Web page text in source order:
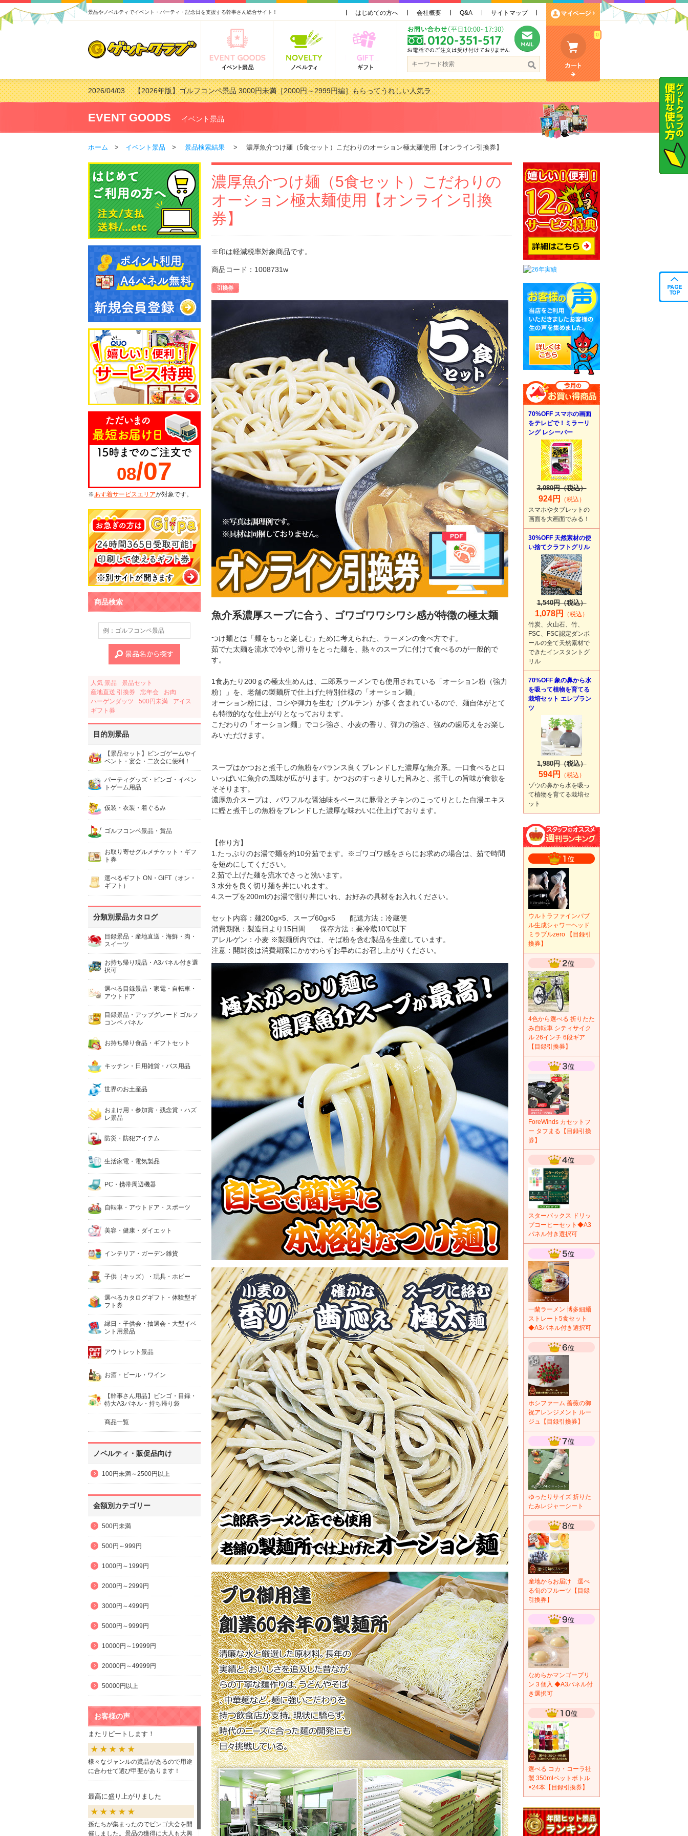
景品やノベルティでイベント・パーティ・記念日を支援する幹事さん総合サイト！ はじめての方へ 会社概要 Q&A サイトマップ
0
2026/04/03【2026年版】ゴルフコンペ景品 3000円未満［2000円～2999円編］もらってうれしい人気ラ…
2026/02/16【2026年版】結婚式の二次会で貰って嬉しい景品とは？ 更新しました！
2026/02/03【2026年版】ゴルフコンペ景品 3000円未満［2000円～2999円編］もらってうれしい人気ラ…
2026/07/15【2026年版】ビンゴゲーム景品おすすめ金額別人気ランキング 更新しました！
EVENT GOODS イベント景品
ホーム > イベント景品 > 景品検索結果 > 濃厚魚介つけ麺（5食セット）こだわりのオーション極太麺使用【オンライン引換券】
08/07
※あす着サービスエリアが対象です。
商品検索
人気 景品
景品セット
産地直送 引換券
忘年会
お肉
ハーゲンダッツ
500円未満
アイス
ギフト券
目的別景品
【景品セット】ビンゴゲームやイ
ベント・宴会・二次会に便利！
パーティグッズ・ビンゴ・イベン
トゲーム用品
仮装・衣装・着ぐるみ
ゴルフコンペ景品・賞品
お取り寄せグルメチケット・ギフ
ト券
選べるギフト ON・GIFT（オン・
ギフト）
分類別景品カタログ
目録景品・産地直送・海鮮・肉・
スイーツ
お持ち帰り現品・A3パネル付き選
択可
選べる目録景品・家電・自転車・
アウトドア
目録景品・アップグレード ゴルフ
コンペ パネル
お持ち帰り食品・ギフトセット
キッチン・日用雑貨・バス用品
世界のお土産品
おまけ用・参加賞・残念賞・ハズ
レ景品
防災・防犯アイテム
生活家電・電気製品
PC・携帯周辺機器
自転車・アウトドア・スポーツ
美容・健康・ダイエット
インテリア・ガーデン雑貨
子供（キッズ）・玩具・ホビー
選べるカタログギフト・体験型ギ
フト券
縁日・子供会・抽選会・大型イベ
ント用景品
アウトレット景品
お酒・ビール・ワイン
【幹事さん用品】ビンゴ・目録・
特大A3パネル・持ち帰り袋
商品一覧
ノベルティ・販促品向け
100円未満～2500円以上
金額別カテゴリー
500円未満
500円～999円
1000円～1999円
2000円～2999円
3000円～4999円
5000円～9999円
10000円～19999円
20000円～49999円
50000円以上
お客様の声
またリピートします！
様々なジャンルの賞品があるので用途
に合わせて選び甲斐があります！
最高に盛り上がりました
孫たちが集まったのでビンゴ大会を開
催しました。景品の獲得に大人も大興
濃厚魚介つけ麺（5食セット）こだわりの
オーション極太麺使用【オンライン引換
券】
※印は軽減税率対象商品です。
商品コード：1008731w
魚介系濃厚スープに合う、ゴワゴワワシワシ感が特徴の極太麺
つけ麺とは「麺をもっと楽しむ」ために考えられた、ラーメンの食べ方です。
茹でた太麺を流水で冷やし滑りをとった麺を、熱々のスープに付けて食べるのが一般的で
す。
1食あたり200ｇの極太生めんは、二郎系ラーメンでも使用されている「オーション粉（強力
粉）」を、老舗の製麺所で仕上げた特別仕様の「オーション麺」
オーション粉には、コシや弾力を生む（グルテン）が多く含まれているので、麺自体がとて
も特徴的なな仕上がりとなっております。
こだわりの「オーション麺」でコシ強さ、小麦の香り、弾力の強さ、強めの歯応えをお楽し
みいただけます。
スープはかつおと煮干しの魚粉をバランス良くブレンドした濃厚な魚介系。一口食べると口
いっぱいに魚介の風味が広がります。かつおのすっきりした旨みと、煮干しの旨味が食欲を
そそります。
濃厚魚介スープは、パワフルな醤油味をベースに豚骨とチキンのこってりとした白湯エキス
に鰹と煮干しの魚粉をブレンドした濃厚な味わいに仕上げております。
【作り方】
1.たっぷりのお湯で麺を約10分茹でます。※ゴワゴワ感をさらにお求めの場合は、茹で時間
を短めにしてください。
2.茹で上げた麺を流水でさっと洗います。
3.水分を良く切り麺を丼にいれます。
4.スープを200mlのお湯で割り丼にいれ、お好みの具材をお入れください。
セット内容：麺200g×5、スープ60g×5 配送方法：冷蔵便
消費期限：製造日より15日間 保存方法：要冷蔵10℃以下
アレルゲン：小麦 ※製麺所内では、そば粉を含む製品を生産しています。
注意：開封後は消費期限にかかわらずお早めにお召し上がりください。
70%OFF スマホの画面
をテレビで！ミラーリ
ング レシーバー
3,080円（税込）
924円
（税込）
スマホやタブレットの
画面を大画面でみる！
30%OFF 天然素材の使
い捨てクラフトグリル
1,540円（税込）
1,078円
（税込）
竹炭、火山石、竹、
FSC、FSC認定ダンボ
ールの全て天然素材で
できたインスタントグ
リル
70%OFF 象の鼻から水
を吸って植物を育てる
栽培セット エレプラン
ツ
1,980円（税込）
594円
（税込）
ゾウの鼻から水を吸っ
て植物を育てる栽培セ
ット
ウルトラファインバブ
ル生成シャワーヘッド
ミラブルzero 【目録引
換券】
4色から選べる 折りたた
み自転車 シティサイク
ル 26インチ 6段ギア
【目録引換券】
ForeWinds カセットフ
ー タフまる【目録引換
券】
スターバックス ドリッ
プコーヒーセット◆A3
パネル付き選択可
一蘭ラーメン 博多細麺
ストレート5食セット
◆A3パネル付き選択可
ホシファーム 薔薇の御
祝アレンジメント ルー
ジュ【目録引換券】
ゆったりサイズ 折りた
たみレジャーシート
産地からお届け 選べ
る旬のフルーツ【目録
引換券】
なめらかマンゴープリ
ン３個入 ◆A3パネル付
き選択可
選べる コカ・コーラ社
製 350mlペットボトル
×24本【目録引換券】